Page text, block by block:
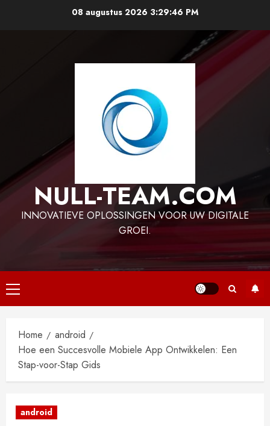
08 augustus 2026 3:29:47 PM
NULL-TEAM.COM
INNOVATIEVE OPLOSSINGEN VOOR UW DIGITALE
GROEI.
Primair
menu
Home
android
Hoe een Succesvolle Mobiele App Ontwikkelen: Een
Stap-voor-Stap Gids
android